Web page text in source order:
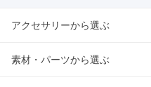
アクセサリーから選ぶ
素材・パーツから選ぶ